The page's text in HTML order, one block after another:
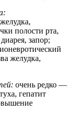
полости рта,
запор;
желудка,
очень редко —
гепатит